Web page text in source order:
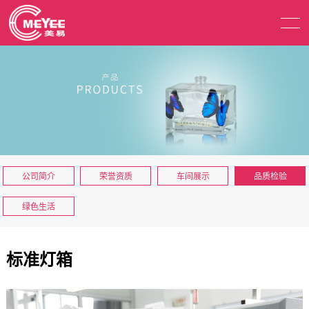
公司简介 荣誉资质 车间展示 品质检验
绿色生活
标准灯箱